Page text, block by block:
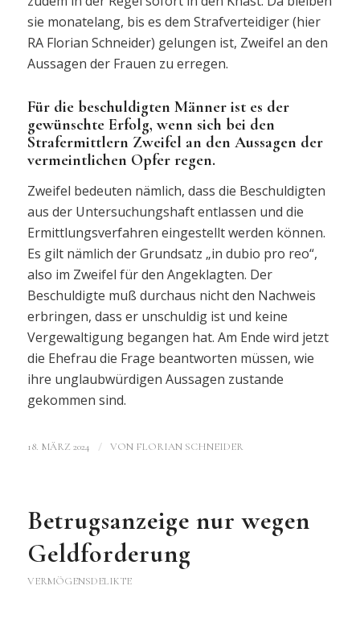
sie monatelang, bis es dem Strafverteidiger (hier
RA Florian Schneider) gelungen ist, Zweifel an den
Aussagen der Frauen zu erregen.
Für die beschuldigten Männer ist es der
gewünschte Erfolg, wenn sich bei den
Strafermittlern Zweifel an den Aussagen der
vermeintlichen Opfer regen.
Zweifel bedeuten nämlich, dass die Beschuldigten
aus der Untersuchungshaft entlassen und die
Ermittlungsverfahren eingestellt werden können.
Es gilt nämlich der Grundsatz „in dubio pro reo“,
also im Zweifel für den Angeklagten. Der
Beschuldigte muß durchaus nicht den Nachweis
erbringen, dass er unschuldig ist und keine
Vergewaltigung begangen hat. Am Ende wird jetzt
die Ehefrau die Frage beantworten müssen, wie
ihre unglaubwürdigen Aussagen zustande
gekommen sind.
18. MÄRZ 2024 / VON FLORIAN SCHNEIDER
Betrugsanzeige nur wegen
Geldforderung
VERMÖGENSDELIKTE